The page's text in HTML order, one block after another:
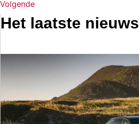
Volgende
Het laatste nieuws